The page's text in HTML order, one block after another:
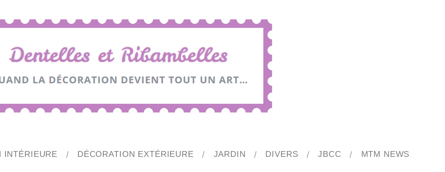
INTÉRIEURE DÉCORATION EXTÉRIEURE JARDIN DIVERS JBCC MTM NEWS